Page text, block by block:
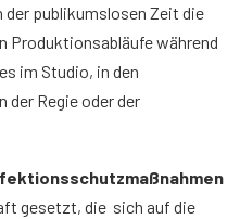
publikumslosen Zeit die
Produktionsabläufe während
im Studio, in den
der Regie oder der
gesetzt, die sich auf die